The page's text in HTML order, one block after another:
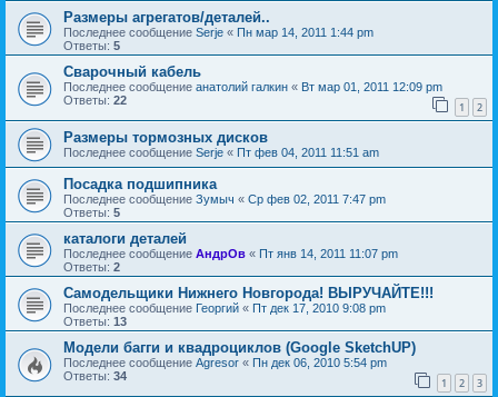
Размеры агрегатов/деталей..
Последнее сообщение Serje « Пн мар 14, 2011 1:44 pm
Ответы: 5
Сварочный кабель
Последнее сообщение анатолий галкин « Вт мар 01, 2011 12:09 pm
Ответы: 22 1 2
Размеры тормозных дисков
Последнее сообщение Serje « Пт фев 04, 2011 11:51 am
Посадка подшипника
Последнее сообщение Зумыч « Ср фев 02, 2011 7:47 pm
Ответы: 5
каталоги деталей
Последнее сообщение АндрОв « Пт янв 14, 2011 11:07 pm
Ответы: 2
Самодельщики Нижнего Новгорода! ВЫРУЧАЙТЕ!!!
Последнее сообщение Георгий « Пт дек 17, 2010 9:08 pm
Ответы: 13
Модели багги и квадроциклов (Google SketchUP)
Последнее сообщение Agresor « Пн дек 06, 2010 5:54 pm
Ответы: 34 1 2 3